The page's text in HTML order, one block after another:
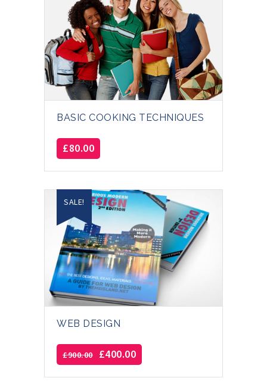
BASIC COOKING TECHNIQUES
£80.00
SALE!
WEB DESIGN
£900.00 £400.00